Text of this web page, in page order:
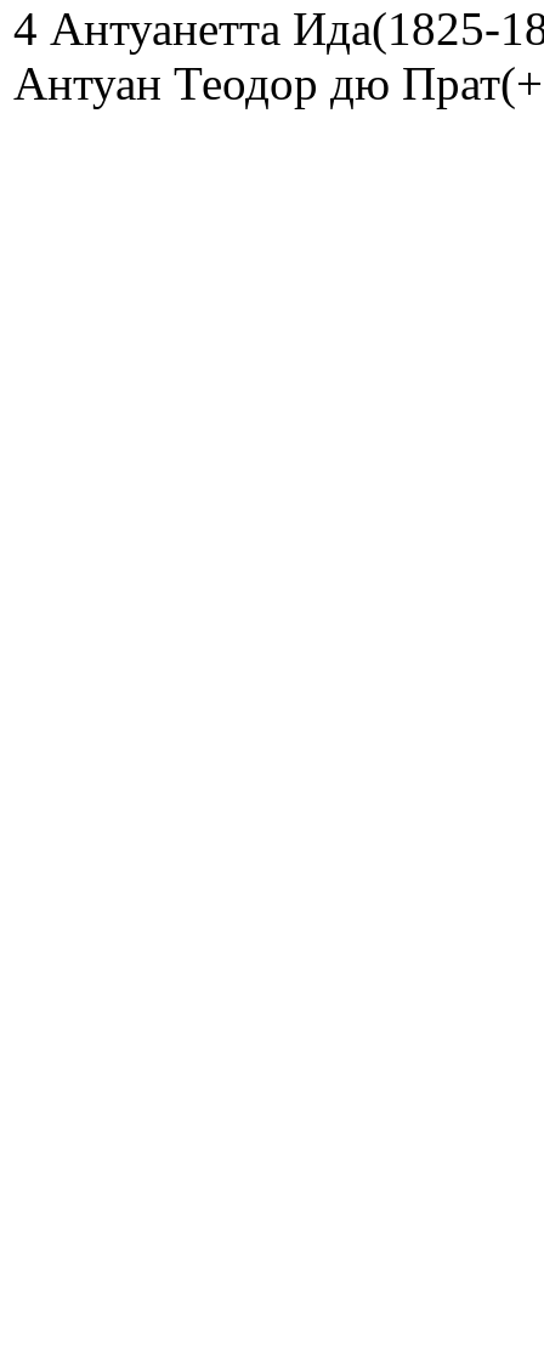
4 Антуанетта Ида(1825-
Антуан Теодор дю